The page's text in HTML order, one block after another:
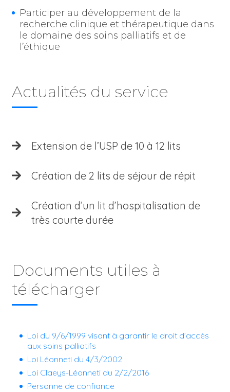
Participer au développement de la
recherche clinique et thérapeutique dans
le domaine des soins palliatifs et de
l’éthique
Actualités du service
Extension de l’USP de 10 à 12 lits
Création de 2 lits de séjour de répit
Création d’un lit d’hospitalisation de
très courte durée
Documents utiles à
télécharger
Loi du 9/6/1999 visant à garantir le droit d’accès
aux soins palliatifs
Loi Léonneti du 4/3/2002
Loi Claeys-Léonneti du 2/2/2016
Personne de confiance